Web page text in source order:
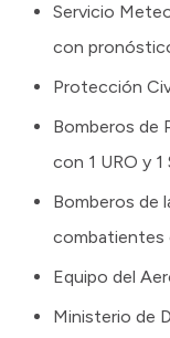
Servicio
con
Protección
Bomberos de
con 1 URO y 1
Bomberos de
combatientes
Equipo del
Ministerio de